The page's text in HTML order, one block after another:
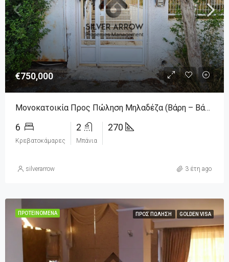
€750,000
Μονοκατοικία Προς Πώληση Μηλαδέζα (Βάρη – Βάρκιζα), € 780.000, 270 Τ.μ.
6
Κρεβατοκάμαρες
2
Μπάνια
270
silverarrow 3 έτη ago
ΠΡΟΤΕΙΝΌΜΕΝΑ ΠΡΟΣ ΠΏΛΗΣΗ GOLDEN VISA